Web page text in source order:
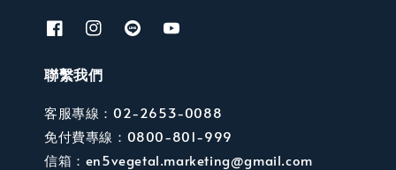
聯繫我們
客服專線：02-2653-0088
免付費專線：0800-801-999
信箱：en5vegetal.marketing@gmail.com